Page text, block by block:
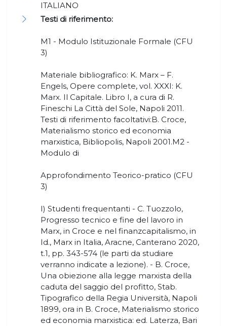
ITALIANO
Testi di riferimento:
M1 - Modulo Istituzionale Formale (CFU
3)
Materiale bibliografico: K. Marx – F.
Engels, Opere complete, vol. XXXI: K.
Marx. Il Capitale. Libro I, a cura di R.
Fineschi La Città del Sole, Napoli 2011.
Testi di riferimento facoltativi:B. Croce,
Materialismo storico ed economia
marxistica, Bibliopolis, Napoli 2001.M2 -
Modulo di
Approfondimento Teorico-pratico (CFU
3)
I) Studenti frequentanti - C. Tuozzolo,
Progresso tecnico e fine del lavoro in
Marx, in Croce e nel finanzcapitalismo, in
Id., Marx in Italia, Aracne, Canterano 2020,
t.1, pp. 343-574 (le parti da studiare
verranno indicate a lezione). - B. Croce,
Una obiezione alla legge marxista della
caduta del saggio del profitto, Stab.
Tipografico della Regia Università, Napoli
1899, ora in B. Croce, Materialismo storico
ed economia marxistica: ed. Laterza, Bari